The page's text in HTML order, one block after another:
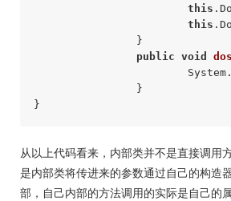
this
this
public void
从以上代码看来，内部类并不是直接调用
是内部类将传进来的参数通过自己的构造
部，自己内部的方法调用的实际是自己的